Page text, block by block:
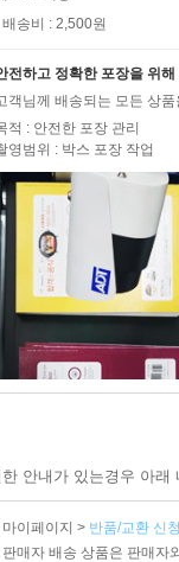
배송비 : 2,500원
전하고 정확한 포장을 위
객님께 배송되는 모든 상
적 : 안전한 포장 관리
영범위 : 박스 포장 작업
안내가 있는경우 아
마이페이지 > 반품/교환 신
판매자 배송 상품은 판매자